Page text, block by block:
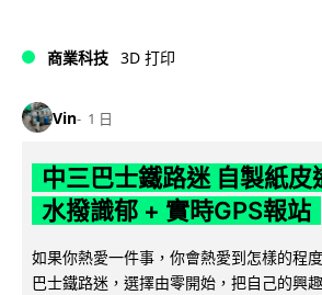
商業科技 3D 打印
Vin 1 日
中三巴士鐵路迷 自製紙皮
水撥識郁 + 實時GPS報站
如果你熱愛一件事，你會熱愛到怎樣的程
巴士鐵路迷，選擇由零開始，把自己的興